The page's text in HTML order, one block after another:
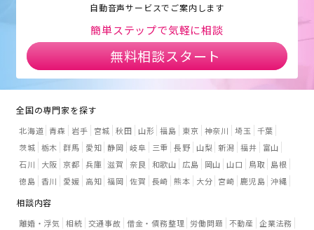
自動音声サービスでご案内します
簡単ステップで気軽に相談
無料相談スタート
全国の専門家を探す
北海道 青森 岩手 宮城 秋田 山形 福島 東京 神奈川 埼玉
千葉
茨城 栃木 群馬 愛知 静岡 岐阜 三重 長野 山梨 新潟 福井
富山
石川
大阪 京都 兵庫 滋賀 奈良 和歌山 広島 岡山 山口 鳥取
島根
徳島 香川 愛媛 高知 福岡 佐賀 長崎 熊本 大分 宮崎 鹿児島 沖縄
相談内容
離婚・浮気 相続 交通事故 借金・債務整理 労働問題 不動産 企業法務